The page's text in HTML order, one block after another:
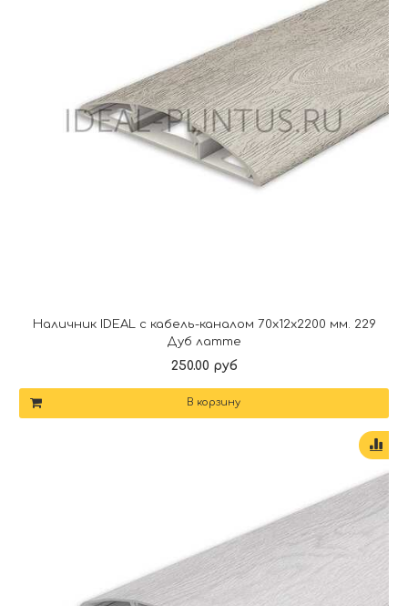
Наличник IDEAL с кабель-каналом 70х12х2200 мм. 229
Дуб латте
250.00 руб
В корзину